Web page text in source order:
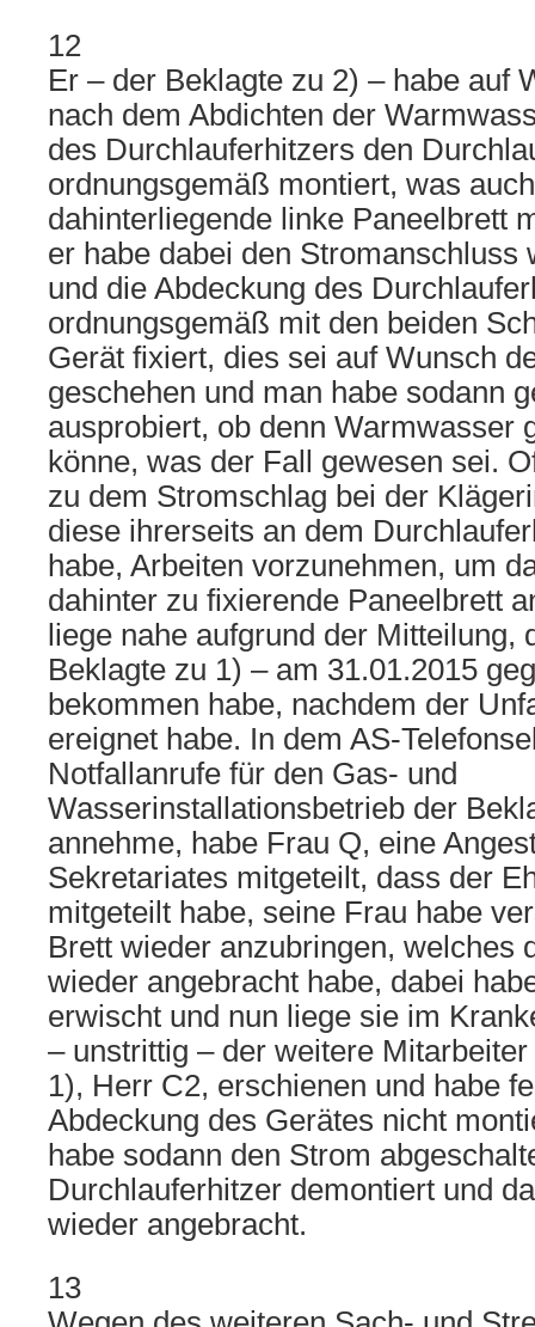
12
Er – der Beklagte zu 2) – habe auf
nach dem Abdichten der
des Durchlauferhitzers den
ordnungsgemäß montiert, was
dahinterliegende linke Paneelbrett
er habe dabei den Stromanschluss
und die Abdeckung des
ordnungsgemäß mit den beiden
Gerät fixiert, dies sei auf Wunsch
geschehen und man habe sodann
ausprobiert, ob denn Warmwasser
könne, was der Fall gewesen sei.
zu dem Stromschlag bei der
diese ihrerseits an dem
habe, Arbeiten vorzunehmen, um
dahinter zu fixierende Paneelbrett
liege nahe aufgrund der Mitteilung,
Beklagte zu 1) – am 31.01.2015
bekommen habe, nachdem der
ereignet habe. In dem AS-
Notfallanrufe für den Gas- und
Wasserinstallationsbetrieb der
annehme, habe Frau Q, eine
Sekretariates mitgeteilt, dass der
mitgeteilt habe, seine Frau habe
Brett wieder anzubringen, welches
wieder angebracht habe, dabei
erwischt und nun liege sie im
– unstrittig – der weitere
1), Herr C2, erschienen und habe
Abdeckung des Gerätes nicht
habe sodann den Strom
Durchlauferhitzer demontiert und
wieder angebracht.
13